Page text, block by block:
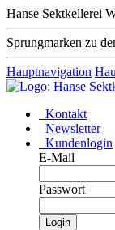
Hanse Sektkellerei
Sprungmarken zu
Hauptnavigation
Kontakt
Newsletter
Kundenlogin
E-Mail
Passwort
Login